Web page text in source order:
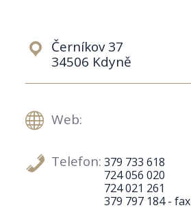
Černíkov 37
34506 Kdyně
Web:
Telefon: 379 733 618
724 056 020
724 021 261
379 797 184 - fax